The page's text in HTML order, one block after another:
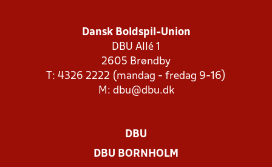
Dansk Boldspil-Union
DBU Allé 1
2605 Brøndby
T: 4326 2222 (mandag - fredag 9-16)
M: dbu@dbu.dk
DBU
DBU BORNHOLM